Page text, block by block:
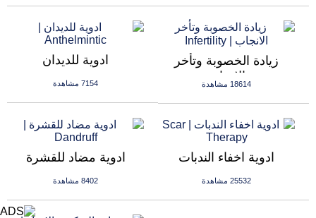
ادوية للديدان
7154 مشاهدة
زيادة الخصوبة وتأخر
الانجاب
18614 مشاهدة
ادوية مضاد للقشرة
8402 مشاهدة
ادوية اخفاء الندبات
25532 مشاهدة